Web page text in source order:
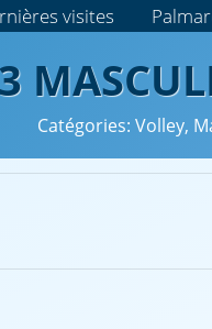
visites
Catégories: Volley,